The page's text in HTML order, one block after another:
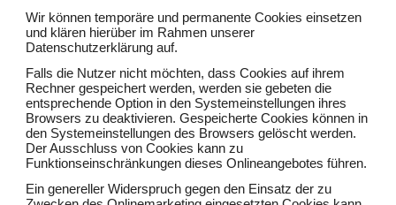
Wir können temporäre und permanente Cookies einsetzen
und klären hierüber im Rahmen unserer
Datenschutzerklärung auf.
Falls die Nutzer nicht möchten, dass Cookies auf ihrem
Rechner gespeichert werden, werden sie gebeten die
entsprechende Option in den Systemeinstellungen ihres
Browsers zu deaktivieren. Gespeicherte Cookies können in
den Systemeinstellungen des Browsers gelöscht werden.
Der Ausschluss von Cookies kann zu
Funktionseinschränkungen dieses Onlineangebotes führen.
Ein genereller Widerspruch gegen den Einsatz der zu